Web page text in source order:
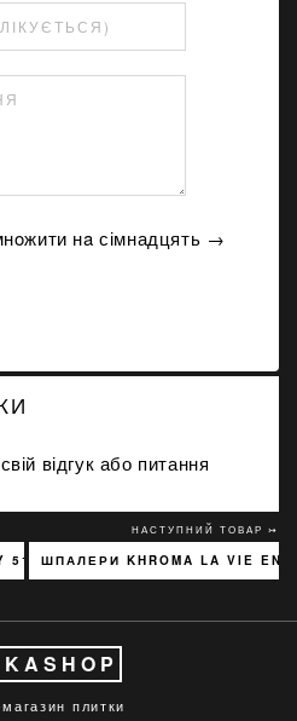
нa сімнадцять →
відгук або питання
51197301
НАСТУПНИЙ ТОВАР ↣
ШПАЛЕРИ KHROMA LA VIE EN
плитки